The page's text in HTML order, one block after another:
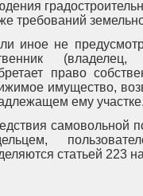
требований
иное не
(владелец,
право
имущество,
ему
самовольной
статьей 223